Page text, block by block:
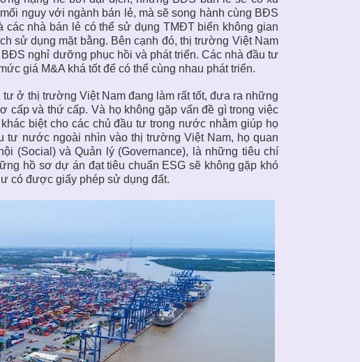
nguy với ngành bán lẻ, mà sẽ song hành cùng BĐS
các nhà bán lẻ có thể sử dụng TMĐT biến không gian
sử dụng mặt bằng. Bên cạnh đó, thị trường Việt Nam
BĐS nghỉ dưỡng phục hồi và phát triển. Các nhà đầu tư
giá M&A khá tốt để có thể cùng nhau phát triển.
tư ở thị trường Việt Namđang làm rất tốt, đưa ra những
và thứ cấp. Và họ không gặp vấn đề gì trong việc
biệt cho các chủ đầu tư trong nước nhằm giúp họ
tư nước ngoài nhìn vào thị trường Việt Nam, họ quan
(Social) và Quản lý (Governance), là những tiêu chí
hồ sơ dự án đạt tiêu chuẩn ESG sẽ không gặp khó
có được giấy phép sử dụng đất.